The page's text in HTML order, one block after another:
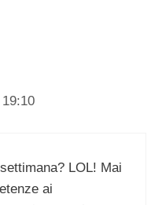
LOL! Mai
ai